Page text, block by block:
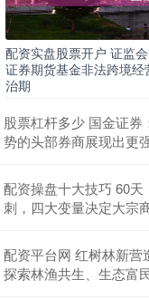
配资实盘股票开户 证监
证券期货基金非法跨境
治期
股票杠杆多少 国金证
势的头部券商展现出更
配资操盘十大技巧 60
刺，四大变量决定大宗
配资平台网 红树林新
探索林渔共生、生态富